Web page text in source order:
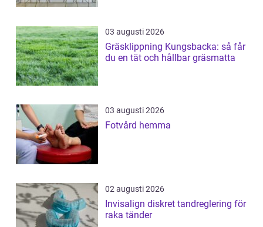
03 augusti 2026
Gräsklippning Kungsbacka: så får
du en tät och hållbar gräsmatta
03 augusti 2026
Fotvård hemma
02 augusti 2026
Invisalign diskret tandreglering för
raka tänder